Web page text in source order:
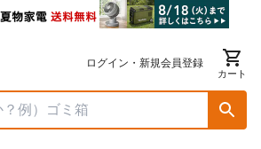
ログイン・新規会員登録
カート